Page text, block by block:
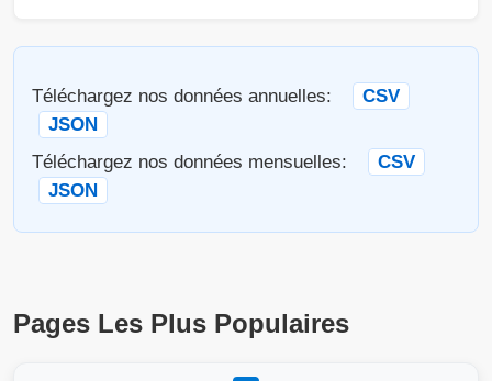
Téléchargez nos données annuelles:
CSV
JSON
Téléchargez nos données mensuelles:
CSV
JSON
Pages Les Plus Populaires